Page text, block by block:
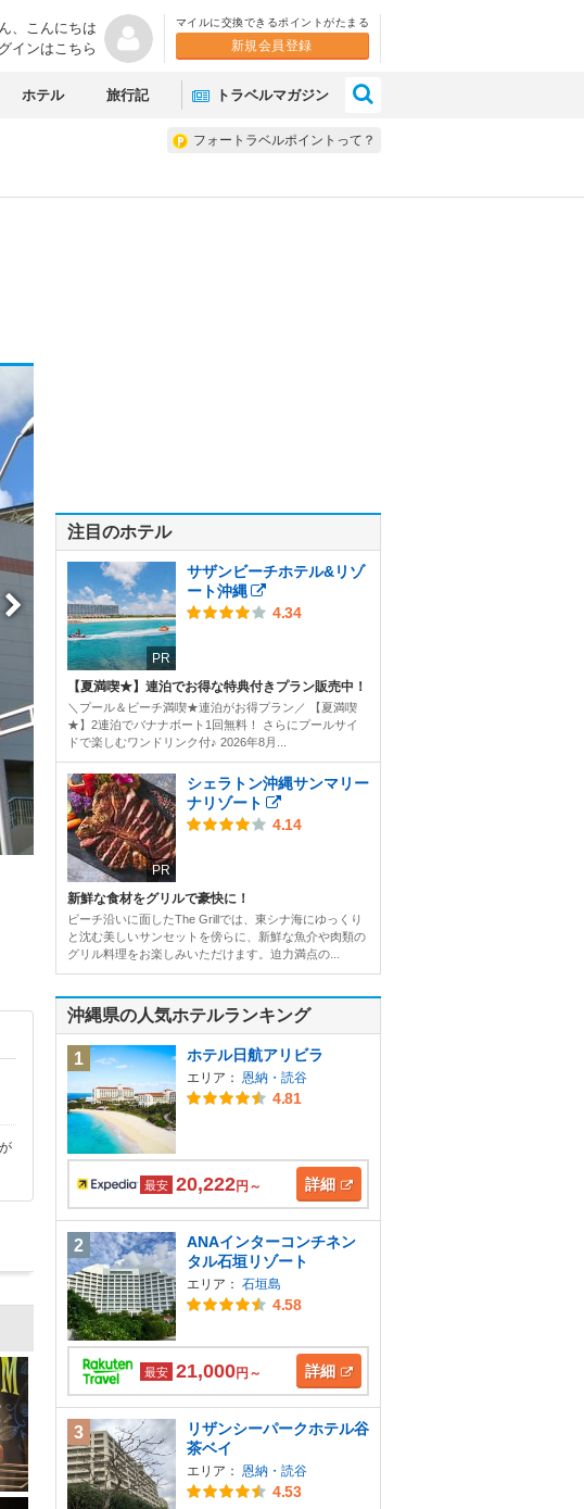
、 こんにちは
インはこちら
マイルに交換できるポイントがたまる
新規会員登録
ホテル 旅行記 トラベルマガジン
フォートラベルポイントって？
注目のホテル
PR
サザンビーチホテル&リゾ
ート沖縄
4.34
【夏満喫★】連泊でお得な特典付きプラン販売中！
＼プール＆ビーチ満喫★連泊がお得プラン／ 【夏満喫
★】2連泊でバナナボート1回無料！ さらにプールサイ
ドで楽しむワンドリンク付♪ 2026年8月...
PR
シェラトン沖縄サンマリー
ナリゾート
4.14
新鮮な食材をグリルで豪快に！
ビーチ沿いに面したThe Grillでは、東シナ海にゆっくり
と沈む美しいサンセットを傍らに、新鮮な魚介や肉類の
グリル料理をお楽しみいただけます。迫力満点の...
沖縄県の人気ホテルランキング
1 ホテル日航アリビラ
エリア： 恩納・読谷
4.81
最安 20,222円～ 詳細
2
ANAインターコンチネン
タル石垣リゾート
エリア： 石垣島
4.58
最安 21,000円～ 詳細
3
リザンシーパークホテル谷
茶ベイ
エリア： 恩納・読谷
4.53